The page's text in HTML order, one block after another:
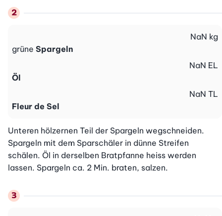
grüne Spargeln
NaN kg
Öl
NaN EL
Fleur de Sel
NaN TL
Unteren hölzernen Teil der Spargeln wegschneiden.
Spargeln mit dem Sparschäler in dünne Streifen
schälen. Öl in derselben Bratpfanne heiss werden
lassen. Spargeln ca. 2 Min. braten, salzen.